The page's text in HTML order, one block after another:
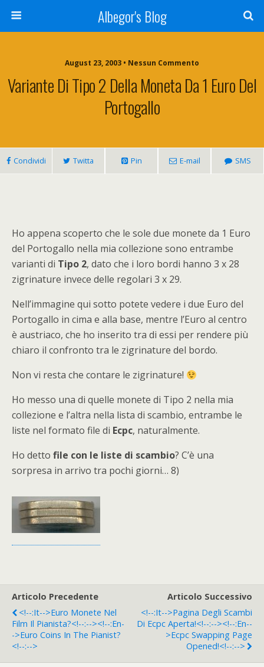
Albegor's Blog
August 23, 2003 • Nessun Commento
Variante Di Tipo 2 Della Moneta Da 1 Euro Del
Portogallo
Condividi Twitta Pin E-mail SMS
Ho appena scoperto che le sole due monete da 1 Euro
del Portogallo nella mia collezione sono entrambe
varianti di Tipo 2, dato che i loro bordi hanno 3 x 28
zigrinature invece delle regolari 3 x 29.
Nell’immagine qui sotto potete vedere i due Euro del
Portogallo in cima e alla base, mentre l’Euro al centro
è austriaco, che ho inserito tra di essi per rendere più
chiaro il confronto tra le zigrinature del bordo.
Non vi resta che contare le zigrinature!
Ho messo una di quelle monete di Tipo 2 nella mia
collezione e l’altra nella lista di scambio, entrambe le
liste nel formato file di Ecpc, naturalmente.
Ho detto file con le liste di scambio? C’è una
sorpresa in arrivo tra pochi giorni… 8)
Articolo Precedente
<!--:it-->Euro Monete Nel
Film Il Pianista?<!--:--><!--:en-
->Euro Coins In The Pianist?
<!--:-->
Articolo Successivo
<!--:it-->Pagina Degli Scambi
Di Ecpc Aperta!<!--:--><!--:en--
>Ecpc Swapping Page
Opened!<!--:-->